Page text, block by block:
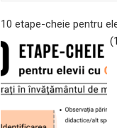
10 etape-cheie pentru